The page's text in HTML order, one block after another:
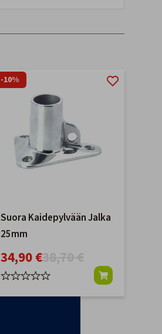
-10%
Suora Kaidepylvään Jalka
25mm
34,90 €38,70 €